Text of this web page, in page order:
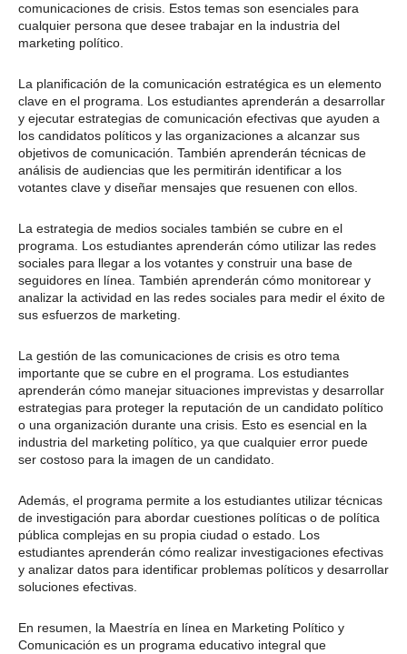
comunicaciones de crisis. Estos temas son esenciales para
cualquier persona que desee trabajar en la industria del
marketing político.
La planificación de la comunicación estratégica es un elemento
clave en el programa. Los estudiantes aprenderán a desarrollar
y ejecutar estrategias de comunicación efectivas que ayuden a
los candidatos políticos y las organizaciones a alcanzar sus
objetivos de comunicación. También aprenderán técnicas de
análisis de audiencias que les permitirán identificar a los
votantes clave y diseñar mensajes que resuenen con ellos.
La estrategia de medios sociales también se cubre en el
programa. Los estudiantes aprenderán cómo utilizar las redes
sociales para llegar a los votantes y construir una base de
seguidores en línea. También aprenderán cómo monitorear y
analizar la actividad en las redes sociales para medir el éxito de
sus esfuerzos de marketing.
La gestión de las comunicaciones de crisis es otro tema
importante que se cubre en el programa. Los estudiantes
aprenderán cómo manejar situaciones imprevistas y desarrollar
estrategias para proteger la reputación de un candidato político
o una organización durante una crisis. Esto es esencial en la
industria del marketing político, ya que cualquier error puede
ser costoso para la imagen de un candidato.
Además, el programa permite a los estudiantes utilizar técnicas
de investigación para abordar cuestiones políticas o de política
pública complejas en su propia ciudad o estado. Los
estudiantes aprenderán cómo realizar investigaciones efectivas
y analizar datos para identificar problemas políticos y desarrollar
soluciones efectivas.
En resumen, la Maestría en línea en Marketing Político y
Comunicación es un programa educativo integral que